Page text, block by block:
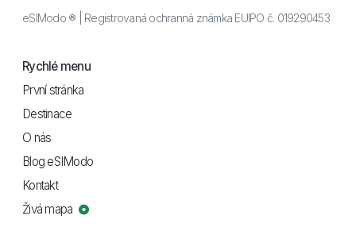
eSIModo ® | Registrovaná ochranná známka EUIPO č. 019290453
Rychlé menu
První stránka
Destinace
O nás
Blog eSIModo
Kontakt
Živá mapa